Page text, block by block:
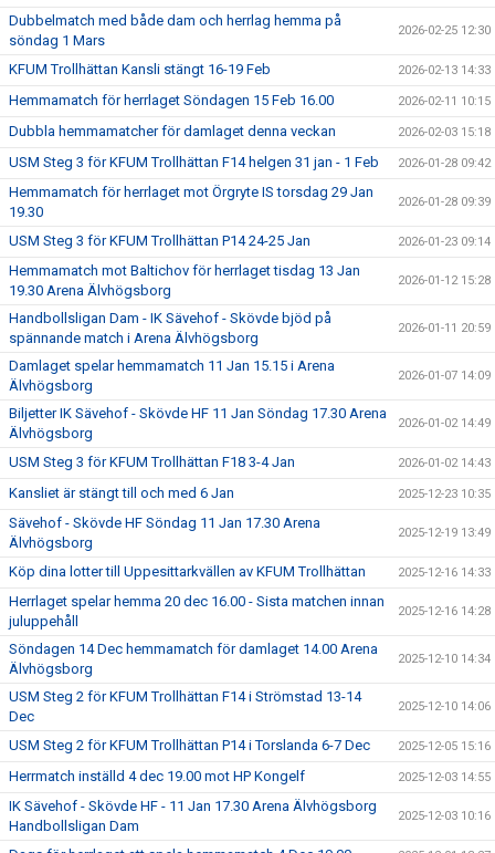
Dubbelmatch med både dam och herrlag hemma på
söndag 1 Mars
2026-02-25 12:30
KFUM Trollhättan Kansli stängt 16-19 Feb 2026-02-13 14:33
Hemmamatch för herrlaget Söndagen 15 Feb 16.00 2026-02-11 10:15
Dubbla hemmamatcher för damlaget denna veckan 2026-02-03 15:18
USM Steg 3 för KFUM Trollhättan F14 helgen 31 jan - 1 Feb 2026-01-28 09:42
Hemmamatch för herrlaget mot Örgryte IS torsdag 29 Jan
19.30
2026-01-28 09:39
USM Steg 3 för KFUM Trollhättan P14 24-25 Jan 2026-01-23 09:14
Hemmamatch mot Baltichov för herrlaget tisdag 13 Jan
19.30 Arena Älvhögsborg
2026-01-12 15:28
Handbollsligan Dam - IK Sävehof - Skövde bjöd på
spännande match i Arena Älvhögsborg
2026-01-11 20:59
Damlaget spelar hemmamatch 11 Jan 15.15 i Arena
Älvhögsborg
2026-01-07 14:09
Biljetter IK Sävehof - Skövde HF 11 Jan Söndag 17.30 Arena
Älvhögsborg
2026-01-02 14:49
USM Steg 3 för KFUM Trollhättan F18 3-4 Jan 2026-01-02 14:43
Kansliet är stängt till och med 6 Jan 2025-12-23 10:35
Sävehof - Skövde HF Söndag 11 Jan 17.30 Arena
Älvhögsborg
2025-12-19 13:49
Köp dina lotter till Uppesittarkvällen av KFUM Trollhättan 2025-12-16 14:33
Herrlaget spelar hemma 20 dec 16.00 - Sista matchen innan
juluppehåll
2025-12-16 14:28
Söndagen 14 Dec hemmamatch för damlaget 14.00 Arena
Älvhögsborg
2025-12-10 14:34
USM Steg 2 för KFUM Trollhättan F14 i Strömstad 13-14
Dec
2025-12-10 14:06
USM Steg 2 för KFUM Trollhättan P14 i Torslanda 6-7 Dec 2025-12-05 15:16
Herrmatch inställd 4 dec 19.00 mot HP Kongelf 2025-12-03 14:55
IK Sävehof - Skövde HF - 11 Jan 17.30 Arena Älvhögsborg
Handbollsligan Dam
2025-12-03 10:16